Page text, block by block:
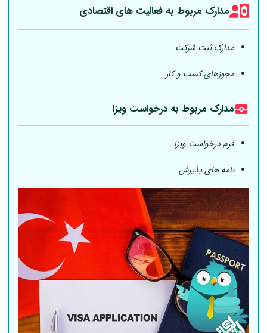
مدارک مربوط به فعالیت های اقتصادی
مدارک ثبت شرکت
مجوزهای کسب و کار
مدارک مربوط به درخواست ویزا
فرم درخواست ویزا
نامه های پذیرش